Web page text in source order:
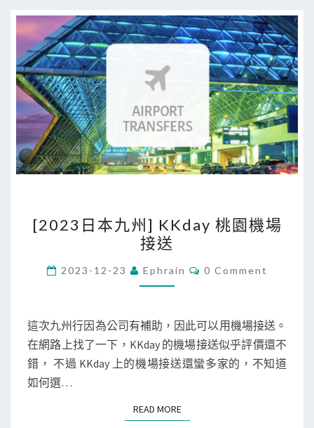
搭
星
航
空
，
前
往
福
2
0
2
3
本
九
州
K
[2023日本九州] KKday 桃園機場
接送
2023-12-23 Ephrain
C
N
T
S
0 Comment
這次九州行因為公司有補助，因此可以用機場接送。
在網路上找了一下，KKday 的機場接送似乎評價還不
錯， 不過 KKday 上的機場接送還蠻多家的，不知道
如何選…
READ MOREREAD MORE